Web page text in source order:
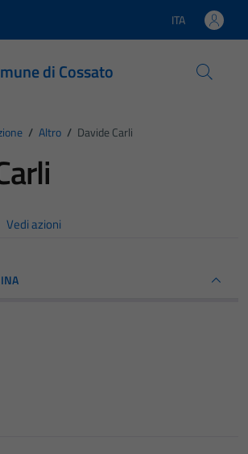
Lingua attiva:
ITA
di Cossato
/ Altro / Davide Carli
Vedi azioni